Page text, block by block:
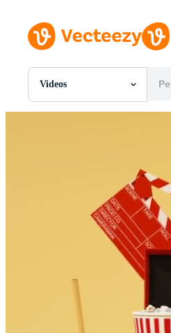
Videos
Todas Imagens
Motion graphics
Imagens Editoriais
Eventos Editoriais